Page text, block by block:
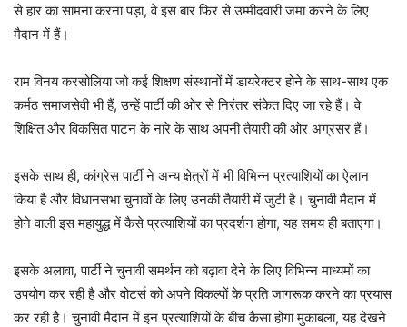
से हार का सामना करना पड़ा, वे इस बार फिर से उम्मीदवारी जमा करने के लिए
मैदान में हैं।
राम विनय करसोलिया जो कई शिक्षण संस्थानों में डायरेक्टर होने के साथ-साथ एक
कर्मठ समाजसेवी भी हैं, उन्हें पार्टी की ओर से निरंतर संकेत दिए जा रहे हैं। वे
शिक्षित और विकसित पाटन के नारे के साथ अपनी तैयारी की ओर अग्रसर हैं।
इसके साथ ही, कांग्रेस पार्टी ने अन्य क्षेत्रों में भी विभिन्न प्रत्याशियों का ऐलान
किया है और विधानसभा चुनावों के लिए उनकी तैयारी में जुटी है। चुनावी मैदान में
होने वाली इस महायुद्ध में कैसे प्रत्याशियों का प्रदर्शन होगा, यह समय ही बताएगा।
इसके अलावा, पार्टी ने चुनावी समर्थन को बढ़ावा देने के लिए विभिन्न माध्यमों का
उपयोग कर रही है और वोटर्स को अपने विकल्पों के प्रति जागरूक करने का प्रयास
कर रही है। चुनावी मैदान में इन प्रत्याशियों के बीच कैसा होगा मुकाबला, यह देखने